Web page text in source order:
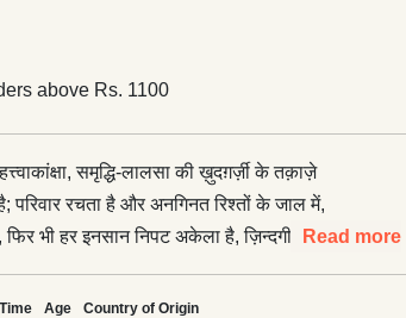
above Rs. 1100
समृद्धि-लालसा की ख़ुदग़र्ज़ी के तक़ाज़े
परिवार रचता है और अनगिनत रिश्तों के जाल में,
भी हर इनसान निपट अकेला है, ज़िन्दगी-भर
समकालीन समाज है। माँ और बेटी के माध्यम
Read more
Age Country of Origin